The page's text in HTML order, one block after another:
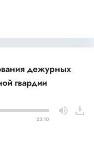
дежурных
гвардии
23:10